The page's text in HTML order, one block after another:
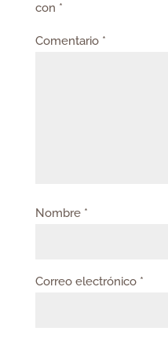
con *
Comentario *
Nombre *
Correo electrónico *